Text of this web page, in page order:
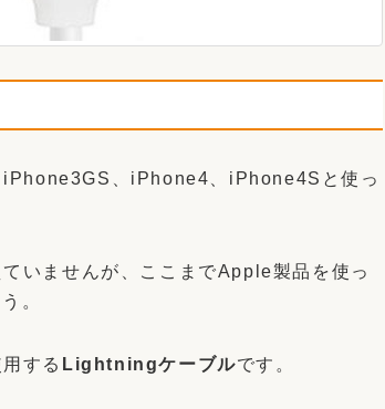
、iPhone4、iPhone4Sと使っ
いませんが、ここまでApple製品を使っ
。
する Lightningケーブルです。